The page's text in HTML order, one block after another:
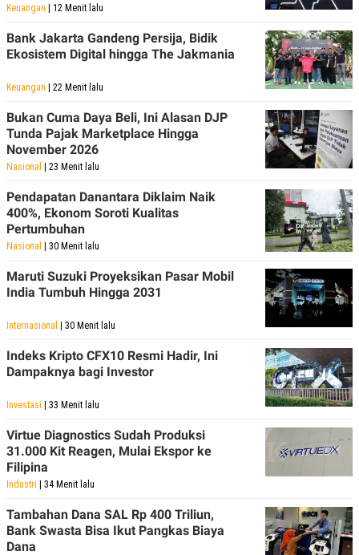
Keuangan | 12 Menit lalu
Bank Jakarta Gandeng Persija, Bidik
Ekosistem Digital hingga The Jakmania
Keuangan | 22 Menit lalu
Bukan Cuma Daya Beli, Ini Alasan DJP
Tunda Pajak Marketplace Hingga
November 2026
Nasional | 23 Menit lalu
Pendapatan Danantara Diklaim Naik
400%, Ekonom Soroti Kualitas
Pertumbuhan
Nasional | 30 Menit lalu
Maruti Suzuki Proyeksikan Pasar Mobil
India Tumbuh Hingga 2031
Internasional | 30 Menit lalu
Indeks Kripto CFX10 Resmi Hadir, Ini
Dampaknya bagi Investor
Investasi | 33 Menit lalu
Virtue Diagnostics Sudah Produksi
31.000 Kit Reagen, Mulai Ekspor ke
Filipina
Industri | 34 Menit lalu
Tambahan Dana SAL Rp 400 Triliun,
Bank Swasta Bisa Ikut Pangkas Biaya
Dana